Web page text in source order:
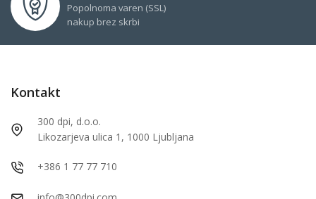
Popolnoma varen (SSL)
nakup brez skrbi
Kontakt
300 dpi, d.o.o.
Likozarjeva ulica 1, 1000 Ljubljana
+386 1 77 77 710